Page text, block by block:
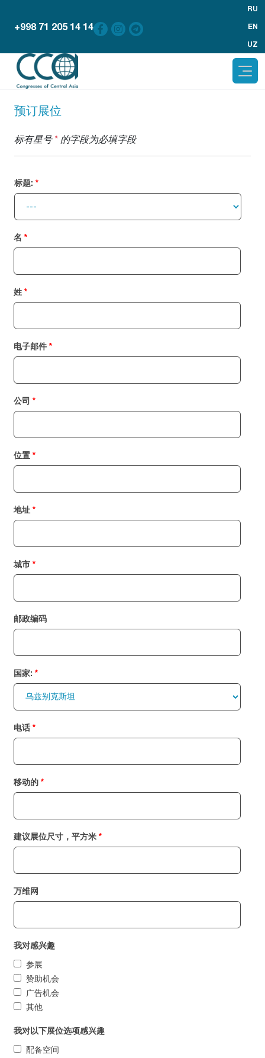
+998 71 205 14 14
RU
EN
UZ
预订展位
标有星号 * 的字段为必填字段
标题:
名
姓
电子邮件
公司
位置
地址
城市
邮政编码
国家:
电话
移动的
建议展位尺寸，平方米
万维网
我对感兴趣
参展
赞助机会
广告机会
其他
我对以下展位选项感兴趣
配备空间